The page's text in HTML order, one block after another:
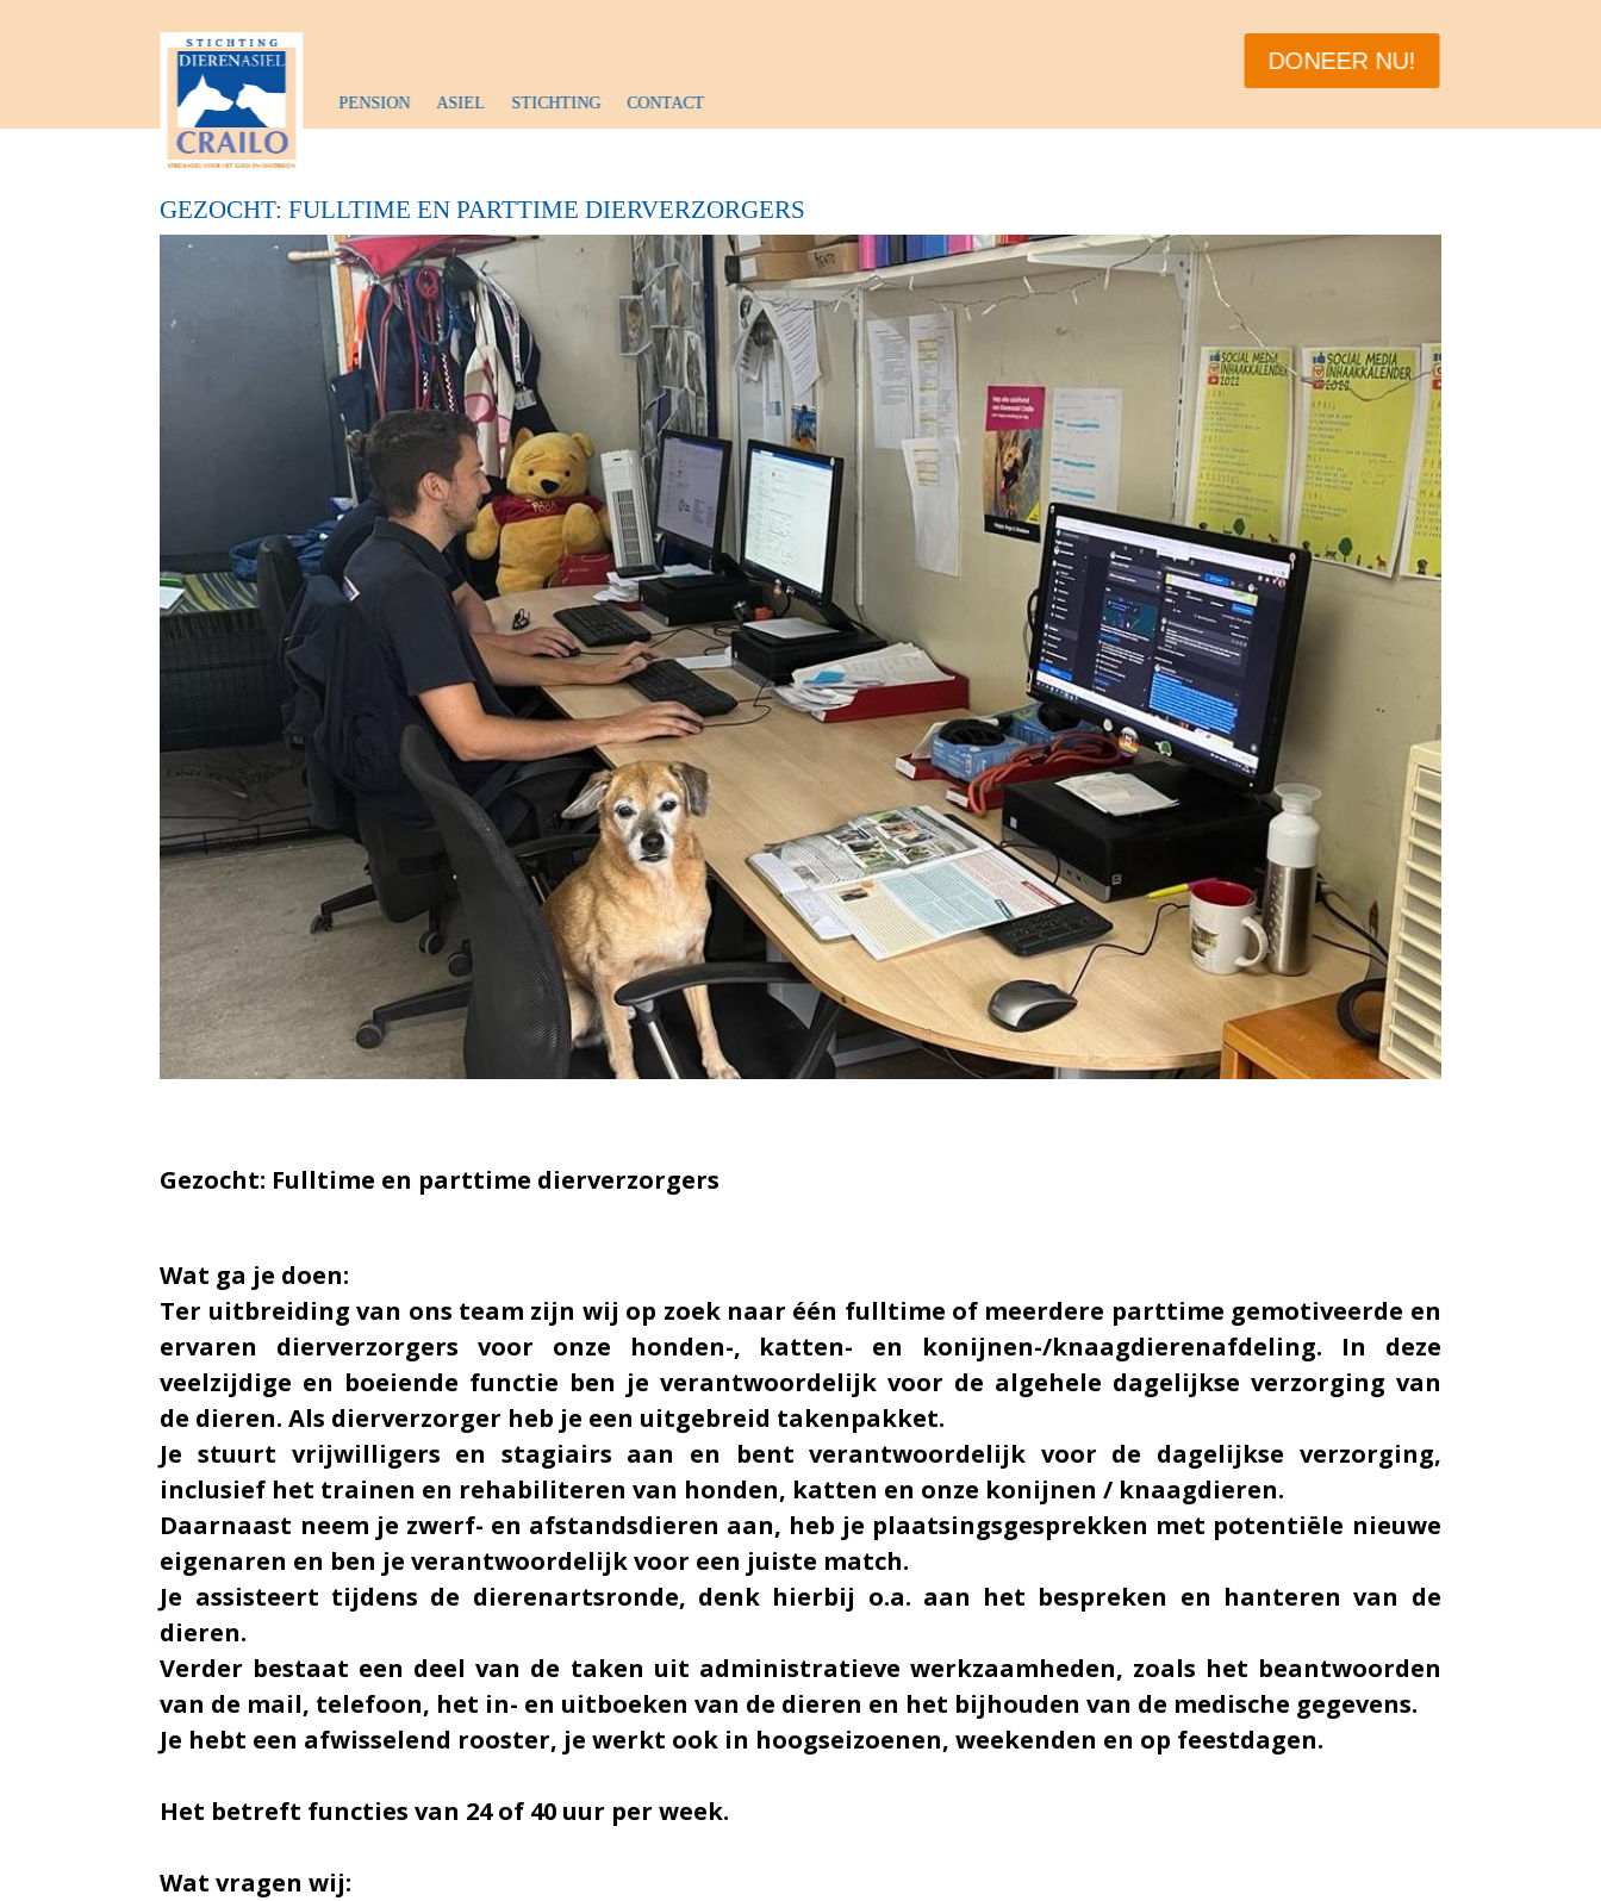
PENSION ASIEL STICHTING CONTACT
DONEER NU!
GEZOCHT: FULLTIME EN PARTTIME DIERVERZORGERS
Gezocht: Fulltime en parttime dierverzorgers
Wat ga je doen:
Ter uitbreiding van ons team zijn wij op zoek naar één fulltime of meerdere parttime gemotiveerde en
ervaren dierverzorgers voor onze honden-, katten- en konijnen-/knaagdierenafdeling. In deze
veelzijdige en boeiende functie ben je verantwoordelijk voor de algehele dagelijkse verzorging van
de dieren. Als dierverzorger heb je een uitgebreid takenpakket.
Je stuurt vrijwilligers en stagiairs aan en bent verantwoordelijk voor de dagelijkse verzorging,
inclusief het trainen en rehabiliteren van honden, katten en onze konijnen / knaagdieren.
Daarnaast neem je zwerf- en afstandsdieren aan, heb je plaatsingsgesprekken met potentiële nieuwe
eigenaren en ben je verantwoordelijk voor een juiste match.
Je assisteert tijdens de dierenartsronde, denk hierbij o.a. aan het bespreken en hanteren van de
dieren.
Verder bestaat een deel van de taken uit administratieve werkzaamheden, zoals het beantwoorden
van de mail, telefoon, het in- en uitboeken van de dieren en het bijhouden van de medische gegevens.
Je hebt een afwisselend rooster, je werkt ook in hoogseizoenen, weekenden en op feestdagen.
Het betreft functies van 24 of 40 uur per week.
Wat vragen wij: